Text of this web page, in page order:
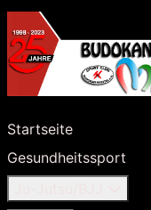
Startseite
Gesundheitssport